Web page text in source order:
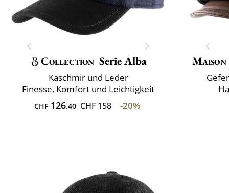
Collection Serie Alba
Kaschmir und Leder
Finesse, Komfort und Leichtigkeit
CHF126.40 CHF 158 -20%